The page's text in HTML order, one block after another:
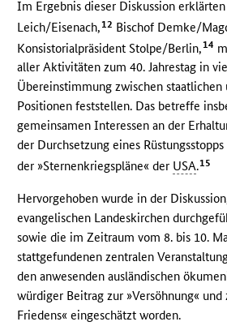
Im Ergebnis dieser Diskussion
Leich/Eisenach,12 Bischof Demke/
Konsistorialpräsident Stolpe/Berlin,14
aller Aktivitäten zum 40. Jahrestag in
Übereinstimmung zwischen
Positionen feststellen. Das betreffe
gemeinsamen Interessen an der
der Durchsetzung eines
der »Sternenkriegspläne« der USA.15
Hervorgehoben wurde in der
evangelischen Landeskirchen
sowie die im Zeitraum vom 8. bis 10.
stattgefundenen zentralen
den anwesenden ausländischen
würdiger Beitrag zur »Versöhnung« und
Friedens« eingeschätzt worden.